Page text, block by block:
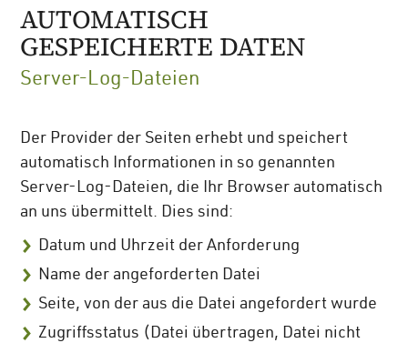
AUTOMATISCH
GESPEICHERTE DATEN
Server-Log-Dateien
Der Provider der Seiten erhebt und speichert
automatisch Informationen in so genannten
Server-Log-Dateien, die Ihr Browser automatisch
an uns übermittelt. Dies sind:
Datum und Uhrzeit der Anforderung
Name der angeforderten Datei
Seite, von der aus die Datei angefordert wurde
Zugriffsstatus (Datei übertragen, Datei nicht